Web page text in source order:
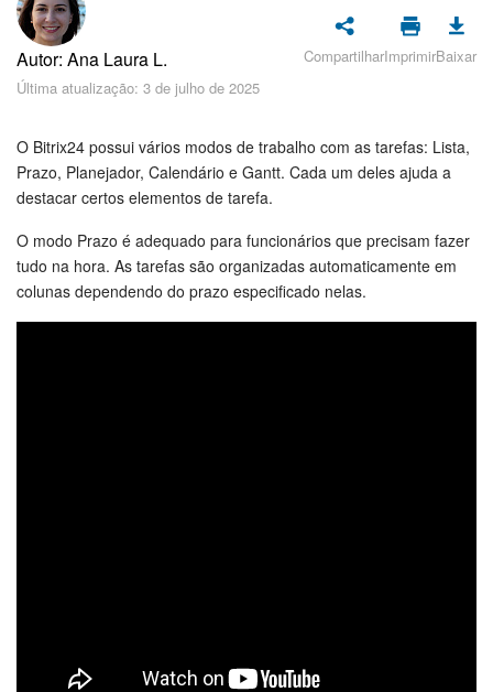
Segurança
Feed
Bitrix24 Collabs
Calendário
Autor: Ana Laura L.
Última atualização: 3 de julho de 2025
CompartilharImprimirBaixar
O Bitrix24 possui vários modos de trabalho com as tarefas: Lista,
Prazo, Planejador, Calendário e Gantt. Cada um deles ajuda a
destacar certos elementos de tarefa.
O modo Prazo é adequado para funcionários que precisam fazer
tudo na hora. As tarefas são organizadas automaticamente em
colunas dependendo do prazo especificado nelas.